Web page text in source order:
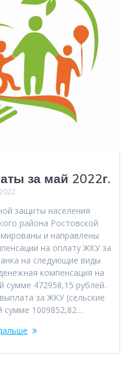
за май 2022г.
защиты населения
района Ростовской
и направлены
на оплату ЖКУ за
на следующие виды
компенсация на
472958,15 рублей.
за ЖКУ (сельские
сумме 1009852,82…